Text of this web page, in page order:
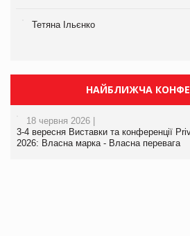
Тетяна Ільєнко
НАЙБЛИЖЧА
18 червня 2026 |
3-4 вересня Виставки та конференції
2026: Власна марка - Власна перевага